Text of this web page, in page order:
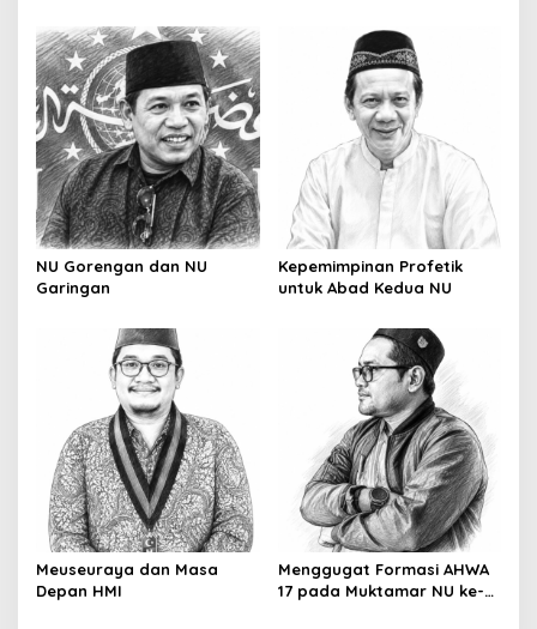
NU Gorengan dan NU
Garingan
Kepemimpinan Profetik
untuk Abad Kedua NU
Meuseuraya dan Masa
Depan HMI
Menggugat Formasi AHWA
17 pada Muktamar NU ke-